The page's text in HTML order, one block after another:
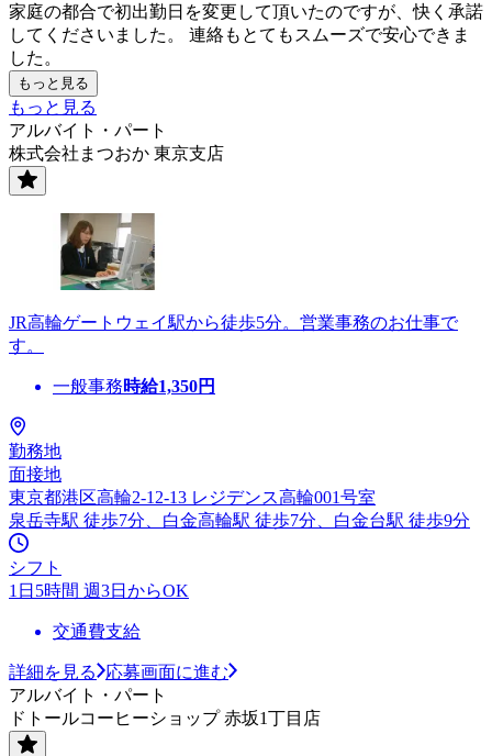
家庭の都合で初出勤日を変更して頂いたのですが、快く承諾
してくださいました。 連絡もとてもスムーズで安心できま
した。
もっと見る
もっと見る
アルバイト・パート
株式会社まつおか 東京支店
JR高輪ゲートウェイ駅から徒歩5分。営業事務のお仕事で
す。
一般事務時給1,350円
勤務地
面接地
東京都港区高輪2-12-13 レジデンス高輪001号室
泉岳寺駅 徒歩7分、白金高輪駅 徒歩7分、白金台駅 徒歩9分
シフト
1日5時間 週3日からOK
交通費支給
詳細を見る
応募画面に進む
アルバイト・パート
ドトールコーヒーショップ 赤坂1丁目店